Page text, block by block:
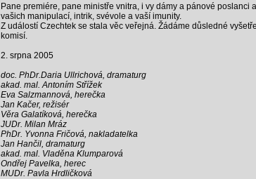
Pane premiére, pane ministře vnitra, i vy dámy a pánové poslanci
vašich manipulací, intrik, svévole a vaší imunity.
Z událostí Czechtek se stala věc veřejná. Žádáme důsledné
komisí.
2. srpna 2005
doc. PhDr.Daria Ullrichová, dramaturg
akad. mal. Antoním Střížek
Eva Salzmannová, herečka
Jan Kačer, režisér
Věra Galatíková, herečka
JUDr. Milan Mráz
PhDr. Yvonna Fričová, nakladatelka
Jan Hančil, dramaturg
akad. mal. Vladěna Klumparová
Ondřej Pavelka, herec
MUDr. Pavla Hrdličková